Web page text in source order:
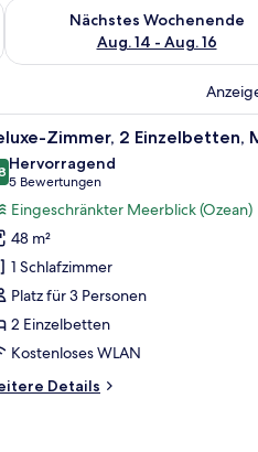
Aug. 7 - Aug. 9.
Nächstes Wochenende
Aug. 14 - Aug. 16
Überprüfe die Verfügbarkeit
Bett, einem Schreibtisch, einem
Ein
7 Zimmer, 2 Einzelbetten,
von 10
Hervorragend
5 Bewertungen
(5
Bewertungen)
Eingeschränkter Meerblick (Ozean)
48 m²
1 Schlafzimmer
Platz für 3 Personen
2 Einzelbetten
Kostenloses WLAN
Details